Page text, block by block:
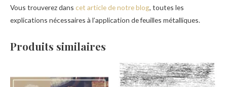
Vous trouverez dans cet article de notre blog, toutes les
explications nécessaires à l’application de feuilles métalliques.
Produits similaires